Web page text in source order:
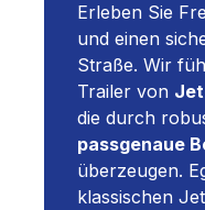
Erleben Sie
und einen
Straße. Wir
Trailer von
die durch
passgenaue
überzeugen.
klassischen